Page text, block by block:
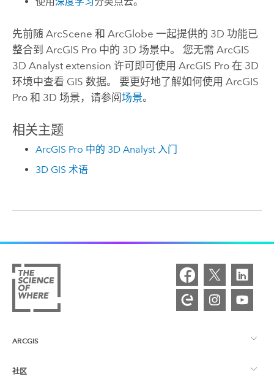
先前随 ArcScene 和 ArcGlobe 一起提供的 3D 功能已
整合到 ArcGIS Pro中的 3D 场景中。 您无需 ArcGIS
3D Analyst extension 许可即可使用 ArcGIS Pro在 3D
环境中查看 GIS 数据。 要更好地了解如何使用 ArcGIS
Pro和 3D 场景，请参阅场景。
相关主题
ArcGIS Pro 中的 3D Analyst 入门
3D GIS 术语
ARCGIS
ArcGIS 概览
社区